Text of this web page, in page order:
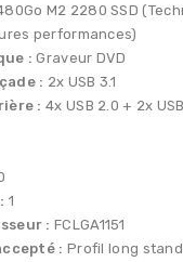
M2 2280 SSD
performances)
: Graveur DVD
: 2x USB 3.1
: 4x USB 2.0 + 2x
1
: FCLGA1151
: Profil long